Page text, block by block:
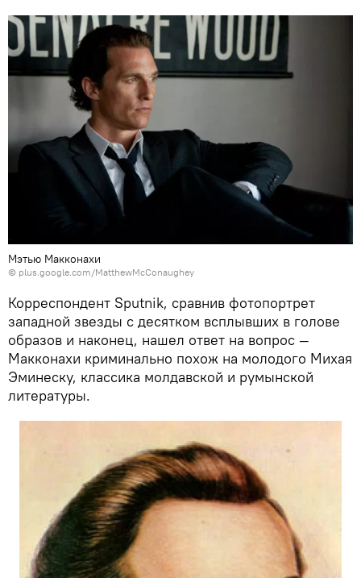
Мэтью Макконахи
© plus.google.com/MatthewMcConaughey
Корреспондент Sputnik, сравнив фотопортрет
западной звезды с десятком всплывших в голове
образов и наконец, нашел ответ на вопрос —
Макконахи криминально похож на молодого Михая
Эминеску, классика молдавской и румынской
литературы.